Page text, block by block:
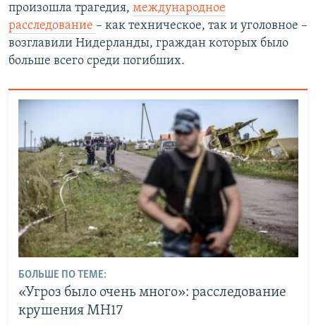
произошла трагедия, международное
расследование – как техническое, так и уголовное –
возглавили Нидерланды, граждан которых было
больше всего среди погибших.
БОЛЬШЕ ПО ТЕМЕ:
«Угроз было очень много»: расследование
крушения MH17